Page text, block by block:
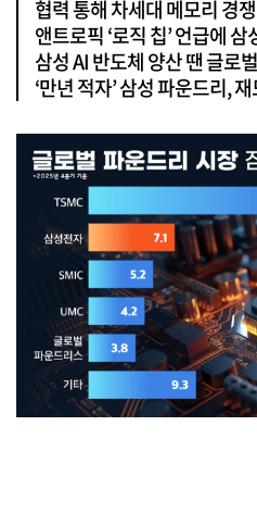
협력 통해 차세대 메모리 경
앤트로픽 ‘로직 칩’ 언급에
삼성 AI 반도체 양산 땐 글로
‘만년 적자’ 삼성 파운드리,